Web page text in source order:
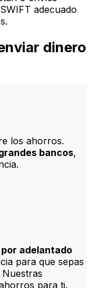
adecuado
dinero
los ahorros.
bancos,
adelantado
para que sepas
para ti.